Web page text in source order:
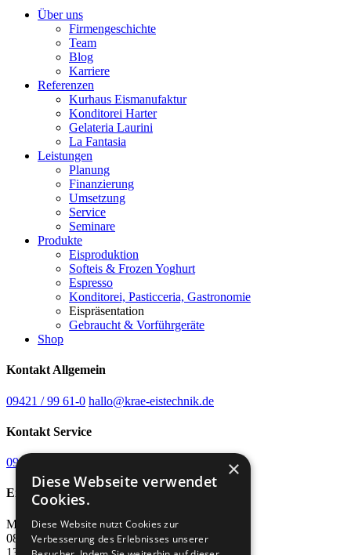
Über uns
Firmengeschichte
Team
Blog
Karriere
Referenzen
Kurhaus Eismanufaktur
Konditorei Harter
Gelateria Laurini
La Fantasia
Leistungen
Planung
Finanzierung
Umsetzung
Service
Seminare
Produkte
Eisproduktion
Softeis & Frozen Yoghurt
Espresso
Konditorei, Pasticceria, Gastronomie
Eispräsentation
Gebraucht & Vorführgeräte
Shop
Kontakt Allgemein
09421 / 99 61-0 hallo@krae-eistechnik.de
Kontakt Service
09421 / 99 61-61
Erreichbarkeit
MO - DO: FR:
08:00 - 12:00
13:00 - 17:00
×
Diese Webseite verwendet
Cookies.
Diese Website nutzt Cookies zur
Verbesserung des Erlebnisses unserer